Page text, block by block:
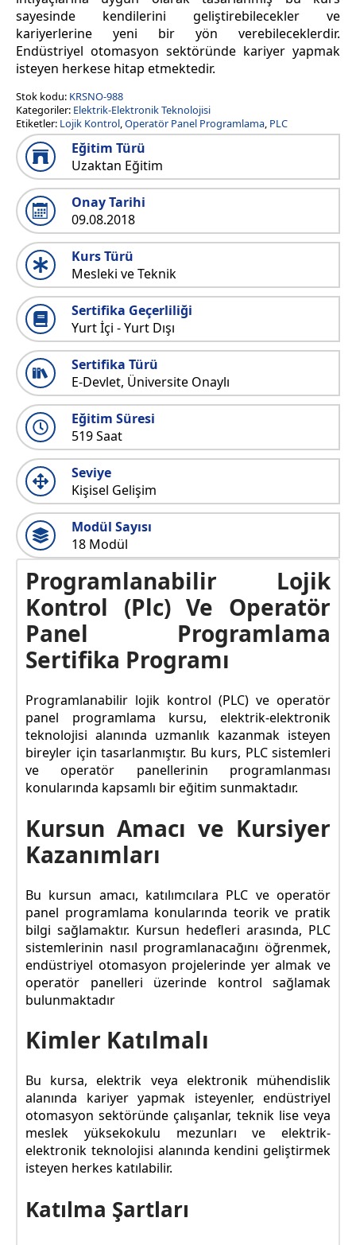
sayesinde kendilerini geliştirebilecekler ve
kariyerlerine yeni bir yön verebileceklerdir.
Endüstriyel otomasyon sektöründe kariyer yapmak
isteyen herkese hitap etmektedir.
Stok kodu: KRSNO-988
Kategoriler: Elektrik-Elektronik Teknolojisi
Etiketler: Lojik Kontrol,Operatör Panel Programlama, PLC
Eğitim Türü
Uzaktan Eğitim
Onay Tarihi
09.08.2018
Kurs Türü
Mesleki ve Teknik
Sertifika Geçerliliği
Yurt İçi - Yurt Dışı
Sertifika Türü
E-Devlet, Üniversite Onaylı
Eğitim Süresi
519 Saat
Seviye
Kişisel Gelişim
Modül Sayısı
18 Modül
Programlanabilir Lojik
Kontrol (Plc) Ve Operatör
Panel Programlama
Sertifika Programı
Programlanabilir lojik kontrol (PLC) ve operatör
panel programlama kursu, elektrik-elektronik
teknolojisi alanında uzmanlık kazanmak isteyen
bireyler için tasarlanmıştır. Bu kurs, PLC sistemleri
ve operatör panellerinin programlanması
konularında kapsamlı bir eğitim sunmaktadır.
Kursun Amacı ve Kursiyer
Kazanımları
Bu kursun amacı, katılımcılara PLC ve operatör
panel programlama konularında teorik ve pratik
bilgi sağlamaktır. Kursun hedefleri arasında, PLC
sistemlerinin nasıl programlanacağını öğrenmek,
endüstriyel otomasyon projelerinde yer almak ve
operatör panelleri üzerinde kontrol sağlamak
bulunmaktadır
Kimler Katılmalı
Bu kursa, elektrik veya elektronik mühendislik
alanında kariyer yapmak isteyenler, endüstriyel
otomasyon sektöründe çalışanlar, teknik lise veya
meslek yüksekokulu mezunları ve elektrik-
elektronik teknolojisi alanında kendini geliştirmek
isteyen herkes katılabilir.
Katılma Şartları